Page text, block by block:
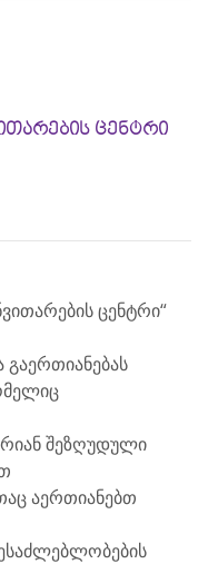
ცენტრი
ცენტრი“
შეზღუდული
აერთიანებთ